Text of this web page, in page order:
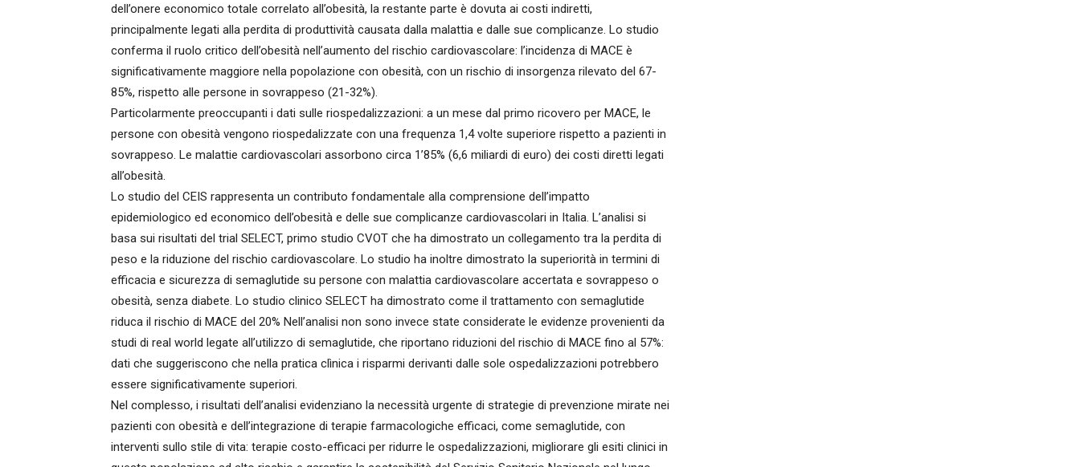
dell’onere economico totale correlato all’obesità, la restante parte è dovuta ai costi indiretti,
principalmente legati alla perdita di produttività causata dalla malattia e dalle sue complicanze. Lo studio
conferma il ruolo critico dell’obesità nell’aumento del rischio cardiovascolare: l’incidenza di MACE è
significativamente maggiore nella popolazione con obesità, con un rischio di insorgenza rilevato del 67-
85%, rispetto alle persone in sovrappeso (21-32%).
Particolarmente preoccupanti i dati sulle riospedalizzazioni: a un mese dal primo ricovero per MACE, le
persone con obesità vengono riospedalizzate con una frequenza 1,4 volte superiore rispetto a pazienti in
sovrappeso. Le malattie cardiovascolari assorbono circa 1’85% (6,6 miliardi di euro) dei costi diretti legati
all’obesità.
Lo studio del CEIS rappresenta un contributo fondamentale alla comprensione dell’impatto
epidemiologico ed economico dell’obesità e delle sue complicanze cardiovascolari in Italia. L’analisi si
basa sui risultati del trial SELECT, primo studio CVOT che ha dimostrato un collegamento tra la perdita di
peso e la riduzione del rischio cardiovascolare. Lo studio ha inoltre dimostrato la superiorità in termini di
efficacia e sicurezza di semaglutide su persone con malattia cardiovascolare accertata e sovrappeso o
obesità, senza diabete. Lo studio clinico SELECT ha dimostrato come il trattamento con semaglutide
riduca il rischio di MACE del 20% Nell’analisi non sono invece state considerate le evidenze provenienti da
studi di real world legate all’utilizzo di semaglutide, che riportano riduzioni del rischio di MACE fino al 57%:
dati che suggeriscono che nella pratica clìnica i risparmi derivanti dalle sole ospedalizzazioni potrebbero
essere significativamente superiori.
Nel complesso, i risultati dell’analisi evidenziano la necessità urgente di strategie di prevenzione mirate nei
pazienti con obesità e dell’integrazione di terapie farmacologiche efficaci, come semaglutide, con
interventi sullo stile di vita: terapie costo-efficaci per ridurre le ospedalizzazioni, migliorare gli esiti clinici in